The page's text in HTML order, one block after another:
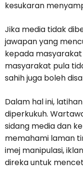
kesukaran
Jika media tidak
jawapan yang
kepada
masyarakat pula
sahih juga boleh
Dalam hal ini,
diperkukuh.
sidang media dan
memahami laman
imej manipulasi,
direka untuk